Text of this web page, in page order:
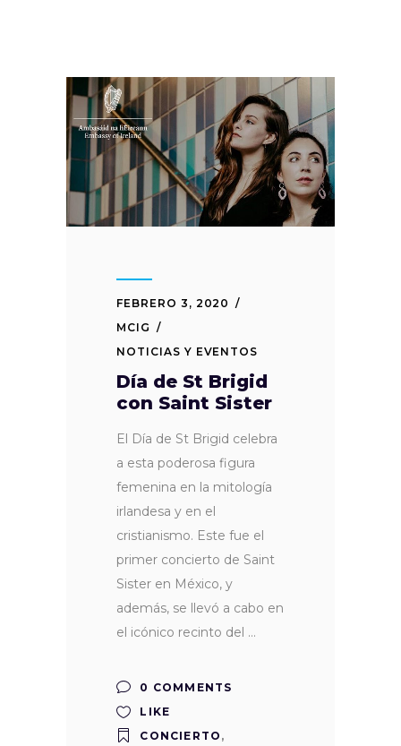
FEBRERO 3, 2020
MCIG
NOTICIAS Y EVENTOS
Día de St Brigid
con Saint Sister
El Día de St Brigid celebra
a esta poderosa figura
femenina en la mitología
irlandesa y en el
cristianismo. Este fue el
primer concierto de Saint
Sister en México, y
además, se llevó a cabo en
el icónico recinto del
0 COMMENTS
LIKE
CONCIERTO ,